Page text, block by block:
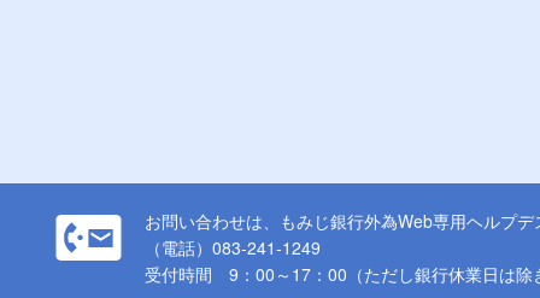
お問い合わせは、もみじ銀行外為Web専用ヘルプデ
（電話）083-241-1249
受付時間 9：00～17：00（ただし銀行休業日は除